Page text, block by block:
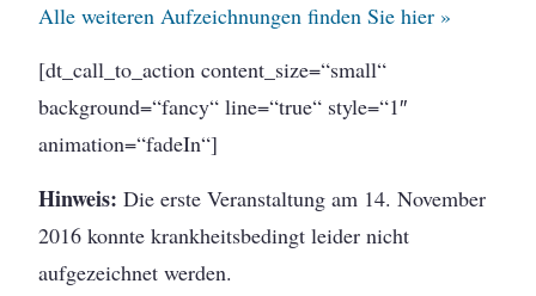
Alle weiteren Aufzeichnungen finden Sie hier »
[dt_call_to_action content_size=“small“
background=“fancy“ line=“true“ style=“1″
animation=“fadeIn“]
Hinweis: Die erste Veranstaltung am 14. November
2016 konnte krankheitsbedingt leider nicht
aufgezeichnet werden.